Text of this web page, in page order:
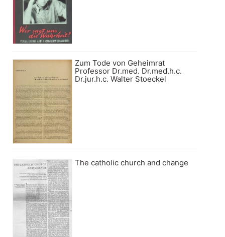
Zum Tode von Geheimrat
Professor Dr.med. Dr.med.h.c.
Dr.jur.h.c. Walter Stoeckel
The catholic church and change